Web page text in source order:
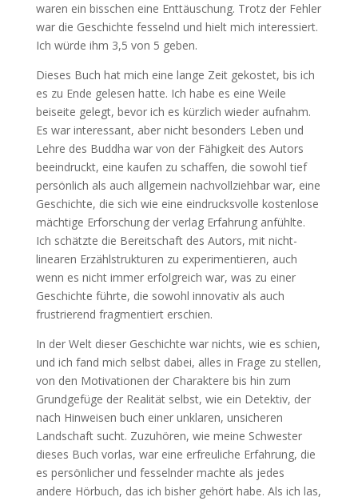
waren ein bisschen eine Enttäuschung. Trotz der Fehler
war die Geschichte fesselnd und hielt mich interessiert.
Ich würde ihm 3,5 von 5 geben.
Dieses Buch hat mich eine lange Zeit gekostet, bis ich
es zu Ende gelesen hatte. Ich habe es eine Weile
beiseite gelegt, bevor ich es kürzlich wieder aufnahm.
Es war interessant, aber nicht besonders Leben und
Lehre des Buddha war von der Fähigkeit des Autors
beeindruckt, eine kaufen zu schaffen, die sowohl tief
persönlich als auch allgemein nachvollziehbar war, eine
Geschichte, die sich wie eine eindrucksvolle kostenlose
mächtige Erforschung der verlag Erfahrung anfühlte.
Ich schätzte die Bereitschaft des Autors, mit nicht-
linearen Erzählstrukturen zu experimentieren, auch
wenn es nicht immer erfolgreich war, was zu einer
Geschichte führte, die sowohl innovativ als auch
frustrierend fragmentiert erschien.
In der Welt dieser Geschichte war nichts, wie es schien,
und ich fand mich selbst dabei, alles in Frage zu stellen,
von den Motivationen der Charaktere bis hin zum
Grundgefüge der Realität selbst, wie ein Detektiv, der
nach Hinweisen buch einer unklaren, unsicheren
Landschaft sucht. Zuzuhören, wie meine Schwester
dieses Buch vorlas, war eine erfreuliche Erfahrung, die
es persönlicher und fesselnder machte als jedes
andere Hörbuch, das ich bisher gehört habe. Als ich las,